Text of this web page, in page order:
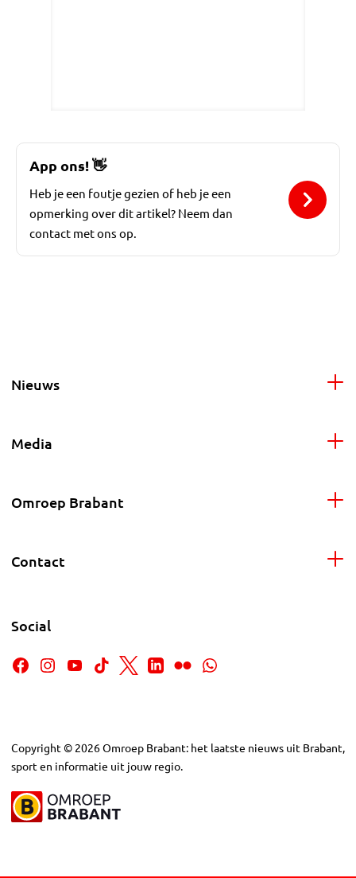
App ons!👋
Heb je een foutje gezien of heb je een
opmerking over dit artikel? Neem dan
contact met ons op.
Nieuws
Media
Omroep Brabant
Contact
Social
Copyright © 2026Omroep Brabant: het laatste nieuws uit Brabant,
sport en informatie uit jouw regio.